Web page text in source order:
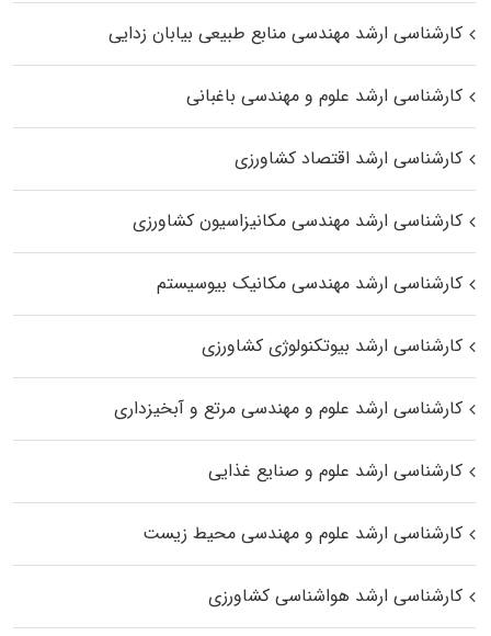
کارشناسی ارشد مهندسی منابع طبیعی بیابان زدایی
کارشناسی ارشد علوم و مهندسی باغبانی
کارشناسی ارشد اقتصاد کشاورزی
کارشناسی ارشد مهندسی مکانیزاسیون کشاورزی
کارشناسی ارشد مهندسی مکانیک بیوسیستم
کارشناسی ارشد بیوتکنولوژی کشاورزی
کارشناسی ارشد علوم و مهندسی مرتع و آبخیزداری
کارشناسی ارشد علوم و صنایع غذایی
کارشناسی ارشد علوم و مهندسی محیط زیست
کارشناسی ارشد هواشناسی کشاورزی